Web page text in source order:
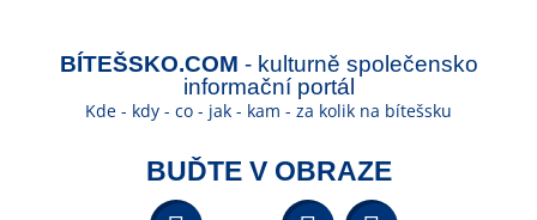
BÍTEŠSKO.COM - kulturně společensko
informační portál
Kde - kdy - co - jak - kam - za kolik na bítešsku
BUĎTE V OBRAZE